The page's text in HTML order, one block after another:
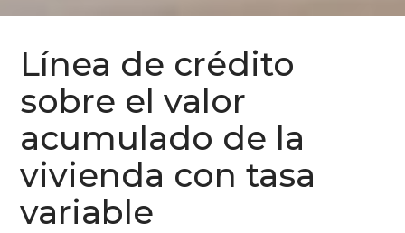
Línea de crédito
sobre el valor
acumulado de la
vivienda con tasa
variable